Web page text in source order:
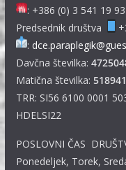
: +386 (0) 3 541 19 93
Predsednik društva
:
Davčna številka:
Matična številka:
TRR: SI56 6100 0001
HDELSI22
POSLOVNI ČAS
Ponedeljek, Torek,